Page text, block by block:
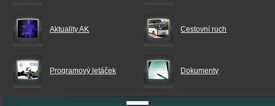
Aktuality AK Cestovní ruch
Programový letáček Dokumenty